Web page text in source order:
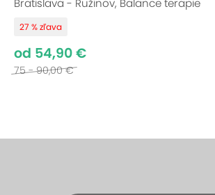
Bratislava - Ružinov, Balance terapie
27 % zľava
od 54,90 €
75 - 90,00 €